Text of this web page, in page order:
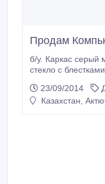
Продам
б/у. Каркас серый
стекло с
принтера 95 см.
23/09/2014
Казахстан,